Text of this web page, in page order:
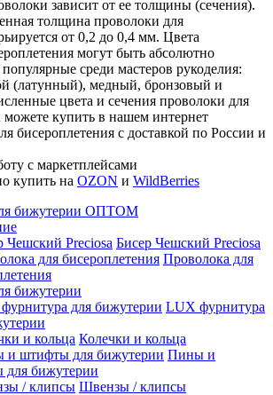
зависит от ее толщины (сечения).
толщина проволоки для
от 0,2 до 0,4 мм. Цвета
могут быть абсолютно
среди мастеров рукоделия:
(латунный), медный, бронзовый и
цвета и сечения проволоки для
можете купить в нашем интернет
бисероплетения с доставкой по России и
с маркетплейсами
купить на OZON и WildBerries
бижутерии ОПТОМ
Бисер Чешский Preciosa
Проволока для
бижутерии
LUX фурнитура
Колечки и кольца
Пины и
бижутерии
Швензы / клипсы